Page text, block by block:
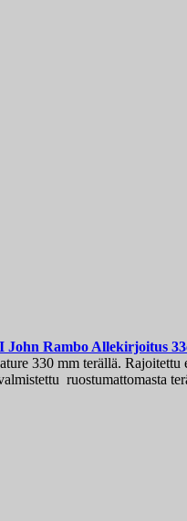
John Rambo Allekirjoitus
330 mm terällä.
ruostumattomasta